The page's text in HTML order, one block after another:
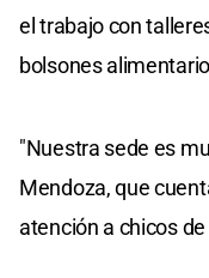
el trabajo con
bolsones
"Nuestra sede es
Mendoza, que
atención a chicos